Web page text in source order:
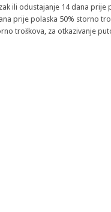
ili odustajanje 14 dana prije
prije polaska 50% storno
troškova, za otkazivanje